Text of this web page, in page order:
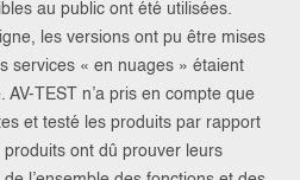
au public ont été utilisées.
les versions ont pu être mises
services « en nuages » étaient
TEST n’a pris en compte que
et testé les produits par rapport
ont dû prouver leurs